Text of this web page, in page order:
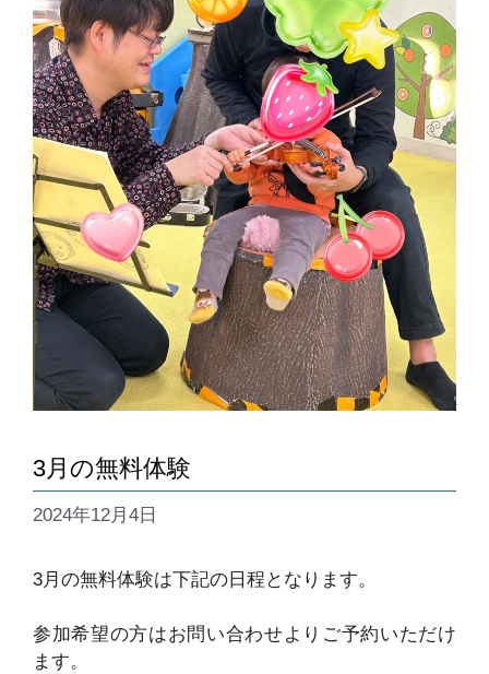
3月の無料体験
2024年12月4日
3月の無料体験は下記の日程となります。
参加希望の方はお問い合わせよりご予約いただけ
ます。